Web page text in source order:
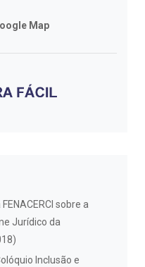
Map
sobre a
Jurídico da
Inclusão e